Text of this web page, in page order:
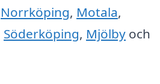
Norrköping, Motala,
Söderköping, Mjölby och